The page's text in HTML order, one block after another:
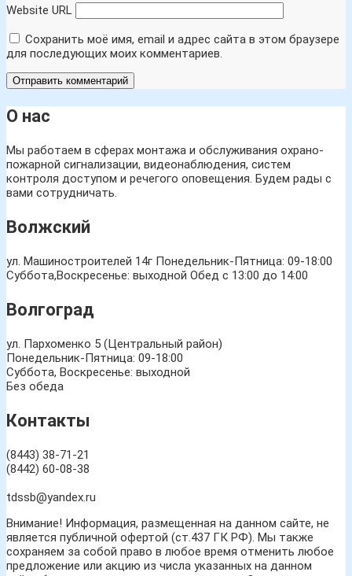
Website URL
Сохранить моё имя, email и адрес сайта в этом браузере
для последующих моих комментариев.
О нас
Мы работаем в сферах монтажа и обслуживания охрано-
пожарной сигнализации, видеонаблюдения, систем
контроля доступом и речегого оповещения. Будем рады с
вами сотрудничать.
Волжский
ул. Машиностроителей 14г Понедельник-Пятница: 09-18:00
Суббота,Воскресенье: выходной Обед с 13:00 до 14:00
Волгоград
ул. Пархоменко 5 (Центральный район)
Понедельник-Пятница: 09-18:00
Суббота, Воскресенье: выходной
Без обеда
Контакты
(8443) 38-71-21
(8442) 60-08-38
tdssb@yandex.ru
Внимание! Информация, размещенная на данном сайте, не
является публичной офертой (ст.437 ГК РФ). Мы также
сохраняем за собой право в любое время отменить любое
предложение или акцию из числа указанных на данном